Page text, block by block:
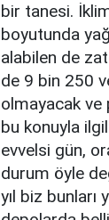
bir tanesi.
boyutunda
alabilen de
de 9 bin 250
olmayacak ve
bu konuyla
evvelsi gün,
durum öyle
yıl biz bunları